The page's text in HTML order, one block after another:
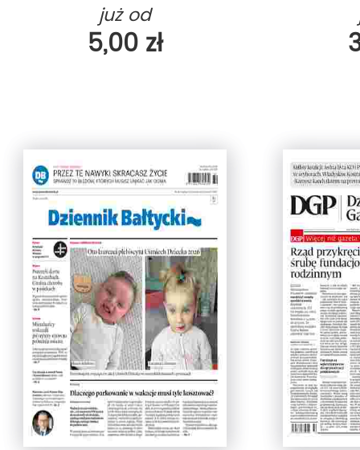
już od
5,00 zł